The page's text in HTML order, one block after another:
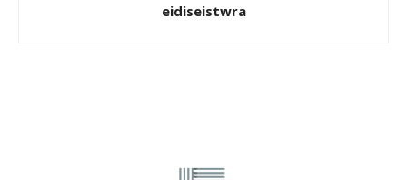
eidiseistwra